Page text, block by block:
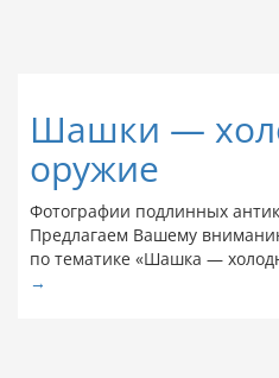
Шашки —
оружие
Фотографии подлинных
Предлагаем Вашему
по тематике «Шашка —
→